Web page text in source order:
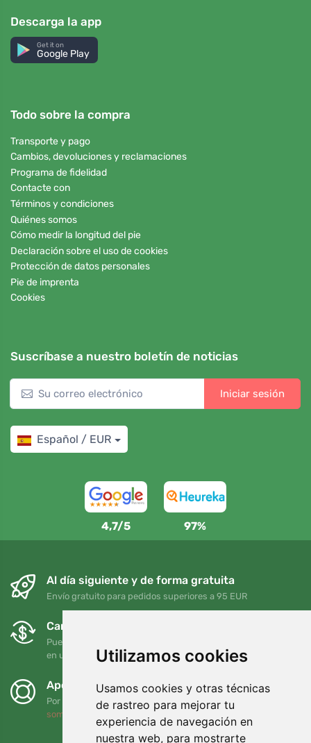
Utilizamos cookies
Usamos cookies y otras técnicas
de rastreo para mejorar tu
experiencia de navegación en
nuestra web, para mostrarte
Descarga la app
Get it on
Google Play
Todo sobre la compra
Transporte y pago
Cambios, devoluciones y reclamaciones
Programa de fidelidad
Contacte con
Términos y condiciones
Quiénes somos
Cómo medir la longitud del pie
Declaración sobre el uso de cookies
Protección de datos personales
Pie de imprenta
Cookies
Suscríbase a nuestro boletín de noticias
Iniciar sesión
Español / EUR
4,7/5 97%
Al día siguiente y de forma gratuita
Envío gratuito para pedidos superiores a 95 EUR
Cambios y devoluciones gratuitos
Puede devolver o cambiar su pedido en cualquier momento
en un plazo de 90 días
Apoyamos a Trees.org
Por cada pedido plantamos un árbol. Leer más
somos